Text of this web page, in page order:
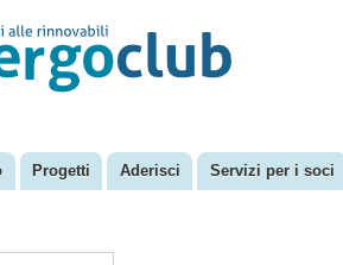
Progetti Aderisci Servizi per i soci